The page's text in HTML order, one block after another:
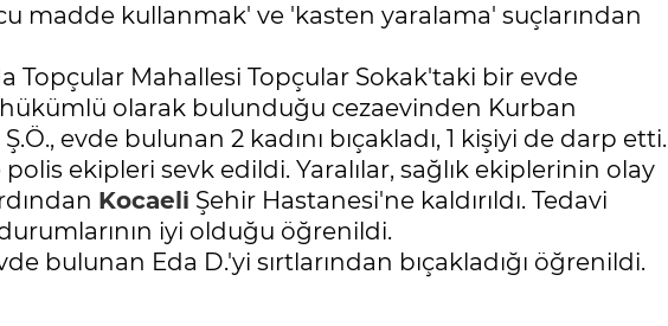
madde kullanmak' ve 'kasten yaralama' suçlarından
Topçular Mahallesi Topçular Sokak'taki bir evde
olarak bulunduğu cezaevinden Kurban
evde bulunan 2 kadını bıçakladı, 1 kişiyi de darp etti.
ekipleri sevk edildi. Yaralılar, sağlık ekiplerinin olay
Kocaeli Şehir Hastanesi'ne kaldırıldı. Tedavi
durumlarının iyi olduğu öğrenildi.
bulunan Eda D.'yi sırtlarından bıçakladığı öğrenildi.